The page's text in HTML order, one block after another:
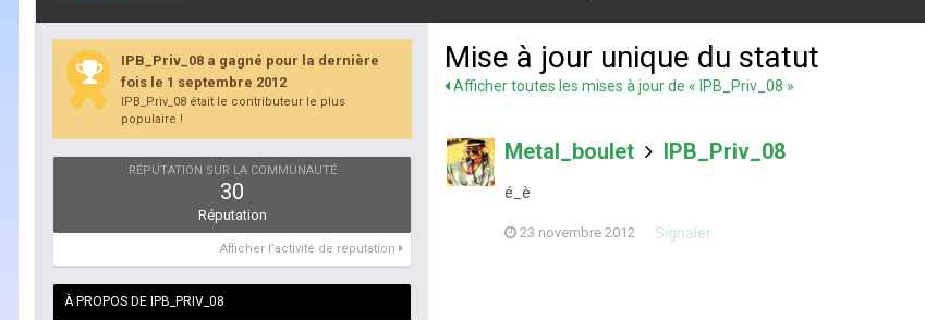
IPB_Priv_08 a gagné pour la dernière
fois le 1 septembre 2012
IPB_Priv_08 était le contributeur le plus
populaire !
RÉPUTATION SUR LA COMMUNAUTÉ
30
Réputation
Afficher l’activité de réputation
À PROPOS DE IPB_PRIV_08
Mise à jour unique du statut
Afficher toutes les mises à jour de « IPB_Priv_08 »
Metal_boulet IPB_Priv_08
é_è
23 novembre 2012 Signaler